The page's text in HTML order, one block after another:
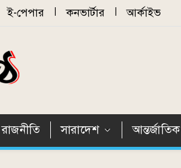
ই-পেপার কনভার্টার আর্কাইভ
রাজনীতি সারাদেশ আন্তর্জাতিক